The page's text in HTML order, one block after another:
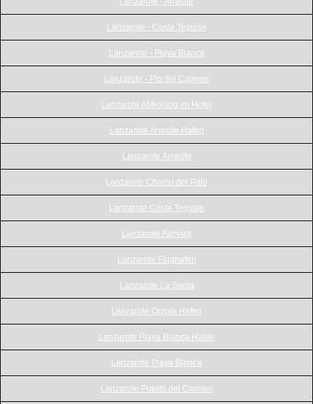
Lanzarote - Costa Teguise
Lanzarote - Playa Blanca
Lanzarote - Pto.del Carmen
Lanzarote Abholung im Hotel
Lanzarote Arrecife Hafen
Lanzarote Arrecife
Lanzarote Charco del Palo
Lanzarote Costa Teguise
Lanzarote Famara
Lanzarote Flughafen
Lanzarote La Santa
Lanzarote Orzola Hafen
Lanzarote Playa Blanca Hafen
Lanzarote Playa Blanca
Lanzarote Puerto del Carmen